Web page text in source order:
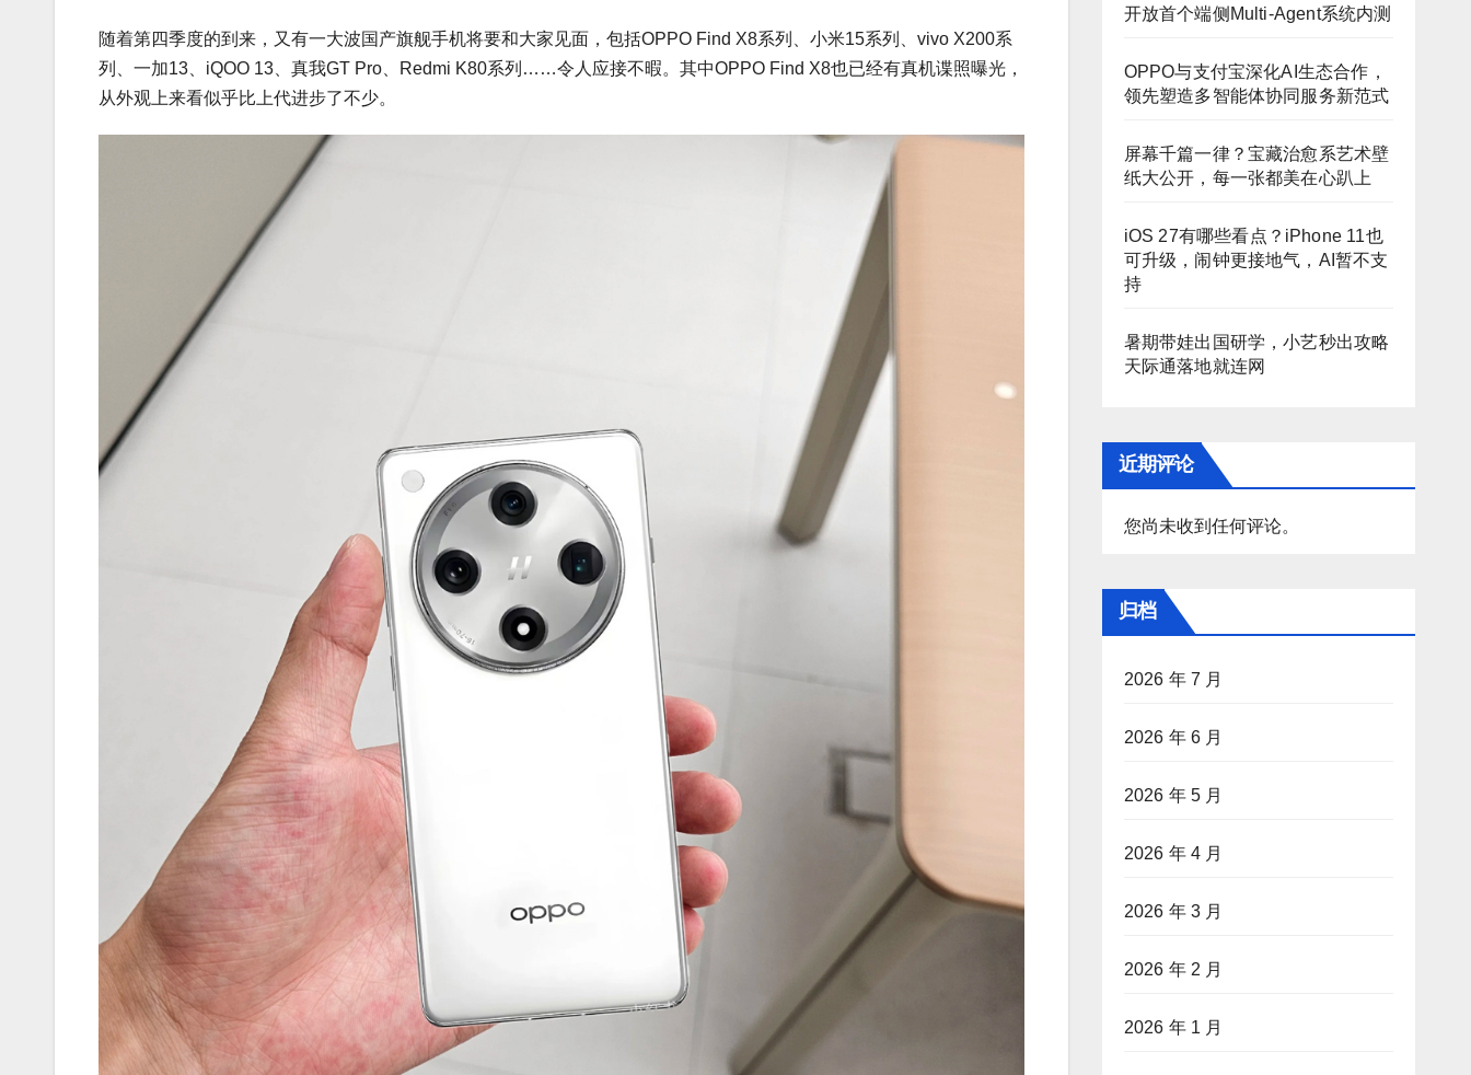
随着第四季度的到来，又有一大波国产旗舰手机将要和大家见面，包括OPPO Find X8系列、小米15系列、vivo X200系
列、一加13、iQOO 13、真我GT Pro、Redmi K80系列……令人应接不暇。其中OPPO Find X8也已经有真机谍照曝光，
从外观上来看似乎比上代进步了不少。
开放首个端侧Multi-Agent系统内测
OPPO与支付宝深化AI生态合作，
领先塑造多智能体协同服务新范式
屏幕千篇一律？宝藏治愈系艺术壁
纸大公开，每一张都美在心趴上
iOS 27有哪些看点？iPhone 11也
可升级，闹钟更接地气，AI暂不支
持
暑期带娃出国研学，小艺秒出攻略
天际通落地就连网
近期评论
您尚未收到任何评论。
归档
2026 年 7 月
2026 年 6 月
2026 年 5 月
2026 年 4 月
2026 年 3 月
2026 年 2 月
2026 年 1 月